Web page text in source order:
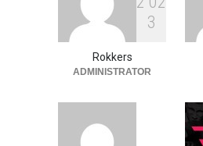
3
Rokkers
ADMINISTRATOR